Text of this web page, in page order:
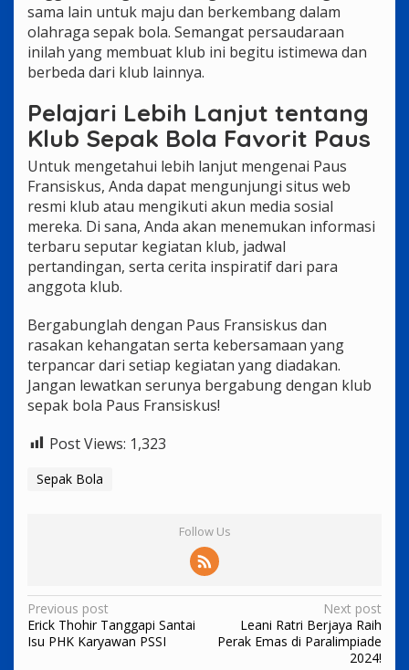
sama lain untuk maju dan berkembang dalam
olahraga sepak bola. Semangat persaudaraan
inilah yang membuat klub ini begitu istimewa dan
berbeda dari klub lainnya.
Pelajari Lebih Lanjut tentang
Klub Sepak Bola Favorit Paus
Untuk mengetahui lebih lanjut mengenai Paus
Fransiskus, Anda dapat mengunjungi situs web
resmi klub atau mengikuti akun media sosial
mereka. Di sana, Anda akan menemukan informasi
terbaru seputar kegiatan klub, jadwal
pertandingan, serta cerita inspiratif dari para
anggota klub.
Bergabunglah dengan Paus Fransiskus dan
rasakan kehangatan serta kebersamaan yang
terpancar dari setiap kegiatan yang diadakan.
Jangan lewatkan serunya bergabung dengan klub
sepak bola Paus Fransiskus!
Post Views: 1,323
Sepak Bola
Follow Us
Post
navigation
Previous post
Erick Thohir Tanggapi Santai
Isu PHK Karyawan PSSI
Next post
Leani Ratri Berjaya Raih
Perak Emas di Paralimpiade
2024!